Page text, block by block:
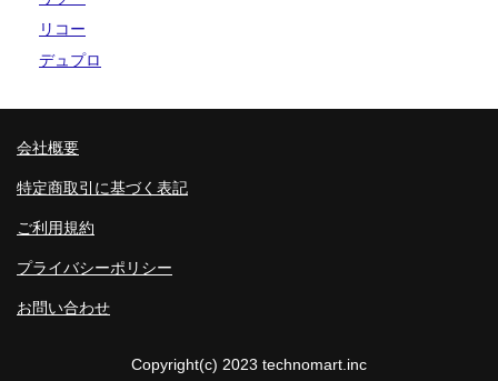
リコー
デュプロ
会社概要
特定商取引に基づく表記
ご利用規約
プライバシーポリシー
お問い合わせ
Copyright(c) 2023 technomart.inc